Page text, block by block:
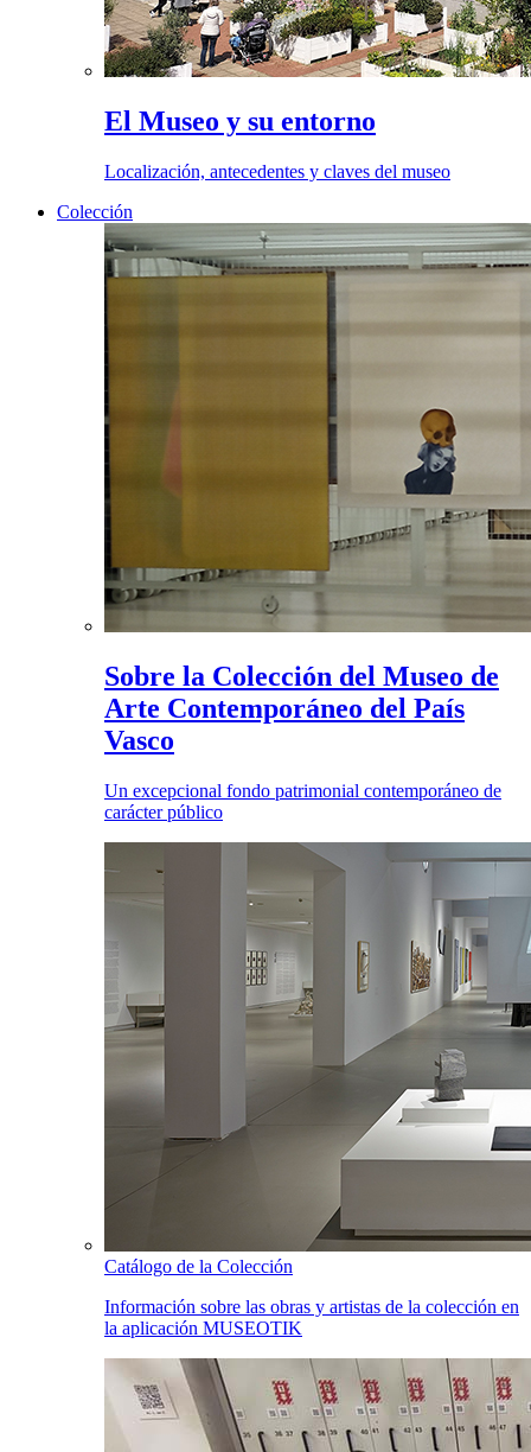
El Museo y su entorno
Localización, antecedentes y claves del museo
Colección
Sobre la Colección del Museo de
Arte Contemporáneo del País
Vasco
Un excepcional fondo patrimonial contemporáneo de
carácter público
Catálogo de la Colección
Información sobre las obras y artistas de la colección en
la aplicación MUSEOTIK